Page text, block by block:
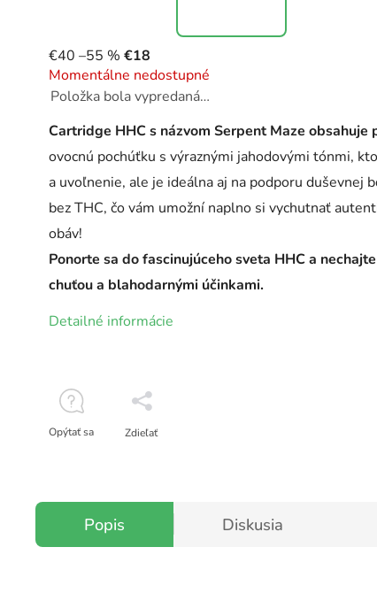
€40 –55 % €18
Momentálne nedostupné
Položka bola vypredaná…
Cartridge HHC s názvom Serpent Maze obsahuje
ovocnú pochúťku s výraznými jahodovými tónmi,
a uvoľnenie, ale je ideálna aj na podporu duševnej
bez THC, čo vám umožní naplno si vychutnať
obáv!
Ponorte sa do fascinujúceho sveta HHC a
chuťou a blahodarnými účinkami.
Detailné informácie
Opýtať sa Zdieľať
Popis Diskusia